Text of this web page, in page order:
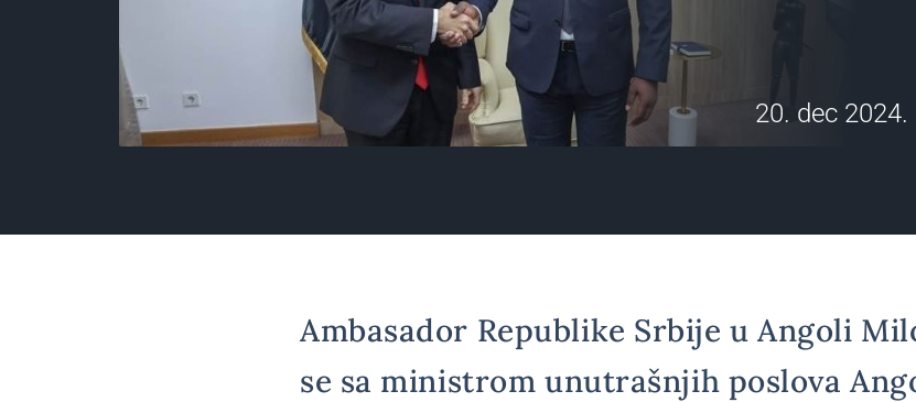
20. dec 2024.
Ambasador Republike Srbije u Angoli
se sa ministrom unutrašnjih poslova